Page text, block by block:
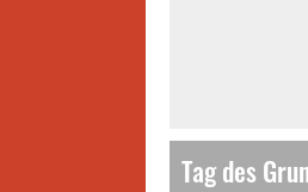
Tag des